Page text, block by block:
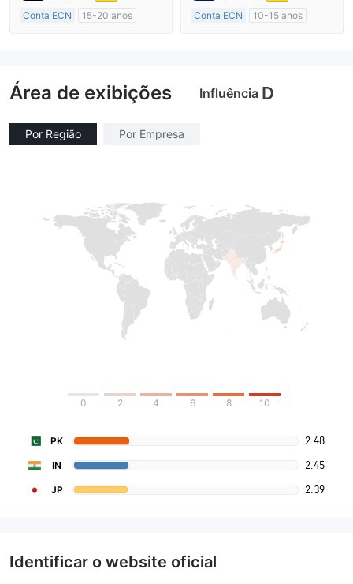
Conta ECN
15-20 anos
Conta ECN
10-15 anos
Área de exibições Influência D
Por Região Por Empresa
0 2 4 6 8 10
PK 2.48
IN 2.45
JP 2.39
Identificar o website oficial